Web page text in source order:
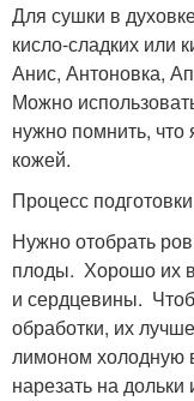
Для сушки в
кисло-сладких или
Анис, Антоновка,
Можно
нужно помнить, что
кожей.
Процесс
Нужно отобрать
плоды. Хорошо их
и сердцевины.
обработки, их
лимоном холодную
нарезать на